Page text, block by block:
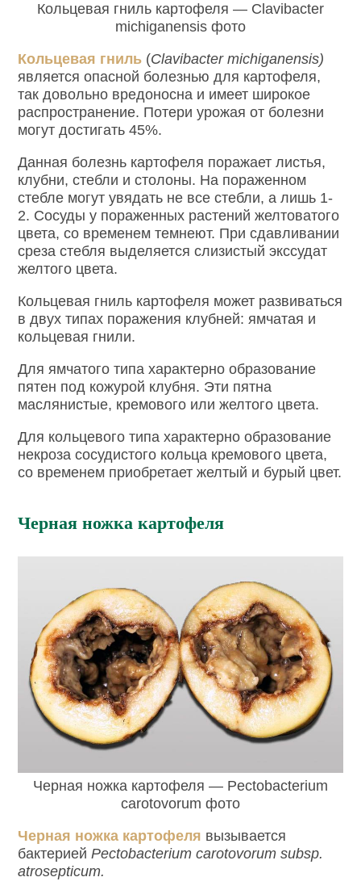
Кольцевая гниль картофеля — Clavibacter
michiganensis фото
Кольцевая гниль (Clavibacter michiganensis)
является опасной болезнью для картофеля,
так довольно вредоносна и имеет широкое
распространение. Потери урожая от болезни
могут достигать 45%.
Данная болезнь картофеля поражает листья,
клубни, стебли и столоны. На пораженном
стебле могут увядать не все стебли, а лишь 1-
2. Сосуды у пораженных растений желтоватого
цвета, со временем темнеют. При сдавливании
среза стебля выделяется слизистый экссудат
желтого цвета.
Кольцевая гниль картофеля может развиваться
в двух типах поражения клубней: ямчатая и
кольцевая гнили.
Для ямчатого типа характерно образование
пятен под кожурой клубня. Эти пятна
маслянистые, кремового или желтого цвета.
Для кольцевого типа характерно образование
некроза сосудистого кольца кремового цвета,
со временем приобретает желтый и бурый цвет.
Черная ножка картофеля
Черная ножка картофеля — Pectobacterium
carotovorum фото
Черная ножка картофеля вызывается
бактерией Pectobacterium carotovorum subsp.
atrosepticum.